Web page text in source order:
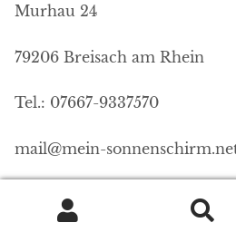
Murhau 24
79206 Breisach am Rhein
Tel.: 07667-9337570
mail@mein-
Suchen